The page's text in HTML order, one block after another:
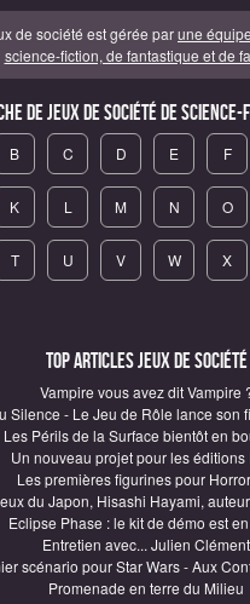
de société est gérée parune
science-fiction, de fantastique et de
de Jeux de société de science-
B C D E F
K L M N O
T U V W X
Top articles Jeux de société
Vampire vous avez dit Vampire
Silence - Le Jeu de Rôle lance son
Les Périls de la Surface bientôt en
Un nouveau projet pour les éditions
Les premières figurines pour
du Japon, Hisashi Hayami,
Eclipse Phase : le kit de démo est
Entretien avec... Julien Clément
scénario pour Star Wars - Aux
Promenade en terre du Milieu